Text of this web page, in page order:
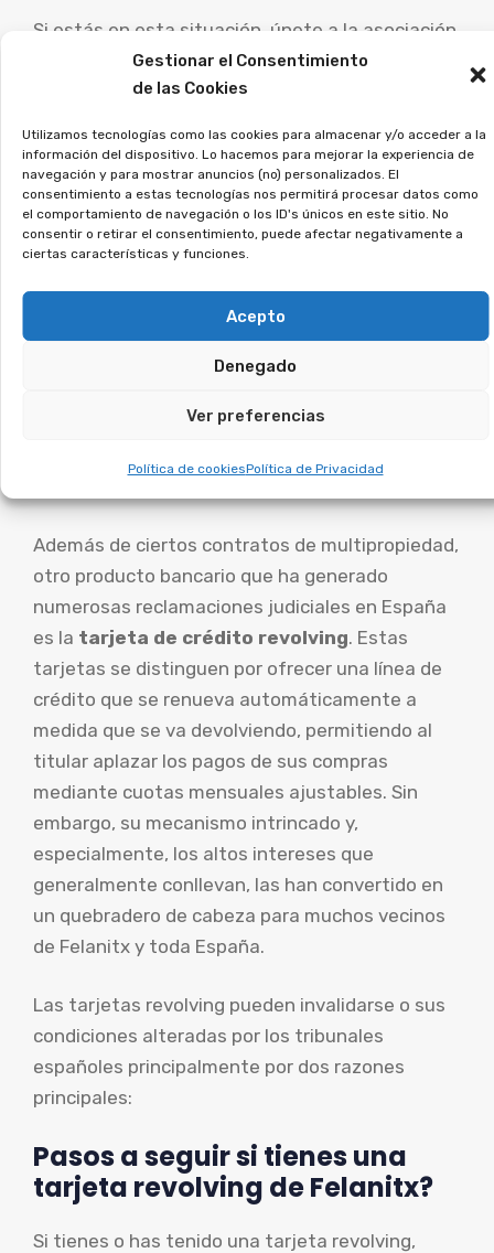
Gestionar el Consentimiento
de las Cookies
Utilizamos tecnologías como las cookies para almacenar y/o acceder a la
información del dispositivo. Lo hacemos para mejorar la experiencia de
navegación y para mostrar anuncios (no) personalizados. El
consentimiento a estas tecnologías nos permitirá procesar datos como
el comportamiento de navegación o los ID's únicos en este sitio. No
consentir o retirar el consentimiento, puede afectar negativamente a
ciertas características y funciones.
Acepto
Denegado
Ver preferencias
Política de cookiesPolítica de Privacidad
Si estás en esta situación, únete a la asociación,
y veremos si puedes reclamar.
¿Contrataste una tarjeta
de pago aplazado?
Puedes recuperar los
intereses abusivos.
intereses desproporcionados y te atrapan en
una espiral de pagos interminables. Miles de
reales, lo que ha llevado a miles de demandas en
Además de ciertos contratos de multipropiedad,
otro producto bancario que ha generado
numerosas reclamaciones judiciales en España
es la tarjeta de crédito revolving. Estas
tarjetas se distinguen por ofrecer una línea de
crédito que se renueva automáticamente a
medida que se va devolviendo, permitiendo al
titular aplazar los pagos de sus compras
mediante cuotas mensuales ajustables. Sin
embargo, su mecanismo intrincado y,
especialmente, los altos intereses que
generalmente conllevan, las han convertido en
un quebradero de cabeza para muchos vecinos
de Felanitx y toda España.
Las tarjetas revolving pueden invalidarse o sus
condiciones alteradas por los tribunales
españoles principalmente por dos razones
principales:
Pasos a seguir si tienes una
tarjeta revolving de Felanitx?
Si tienes o has tenido una tarjeta revolving,